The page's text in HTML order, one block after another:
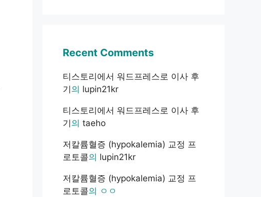
Recent Comments
티스토리에서 워드프레스로 이사 후
기 의 lupin21kr
티스토리에서 워드프레스로 이사 후
기 의 taeho
저칼륨혈증 (hypokalemia) 교정 프
로토콜의 lupin21kr
저칼륨혈증 (hypokalemia) 교정 프
로토콜의 ㅇㅇ